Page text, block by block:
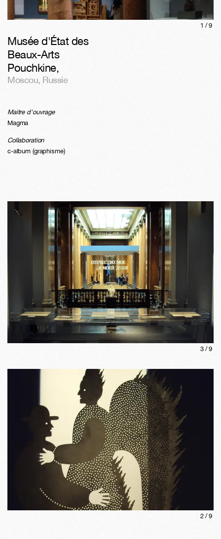
1/9
Musée d'État des
Beaux-Arts
Pouchkine,
Moscou, Russie
Maitre d'ouvrage
Magma
Collaboration
c-album (graphisme)
3 /9
2 /9